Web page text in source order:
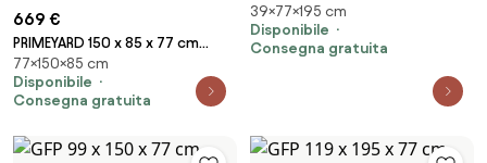
669 €
PRIMEYARD 150 x 85 x 77 cm
Orto rialzato, acciaio corten,
look ruggine, con telaio freddo
e bordo anti-lumache -
77×150×85 cm
Disponibile
Consegna gratuita
rialzato, verde - (GFPV00520)
39×77×195 cm
Disponibile
Consegna gratuita